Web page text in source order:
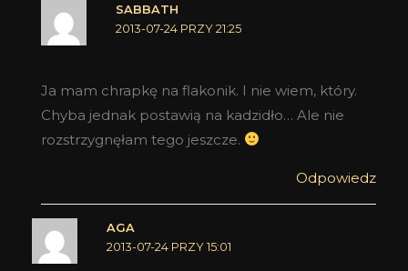
SABBATH
2013-07-24 PRZY 21:25
Ja mam chrapkę na flakonik. I nie wiem, który.
Chyba jednak postawią na kadzidło… Ale nie
rozstrzygnęłam tego jeszcze.
Odpowiedz
AGA
2013-07-24 PRZY 15:01